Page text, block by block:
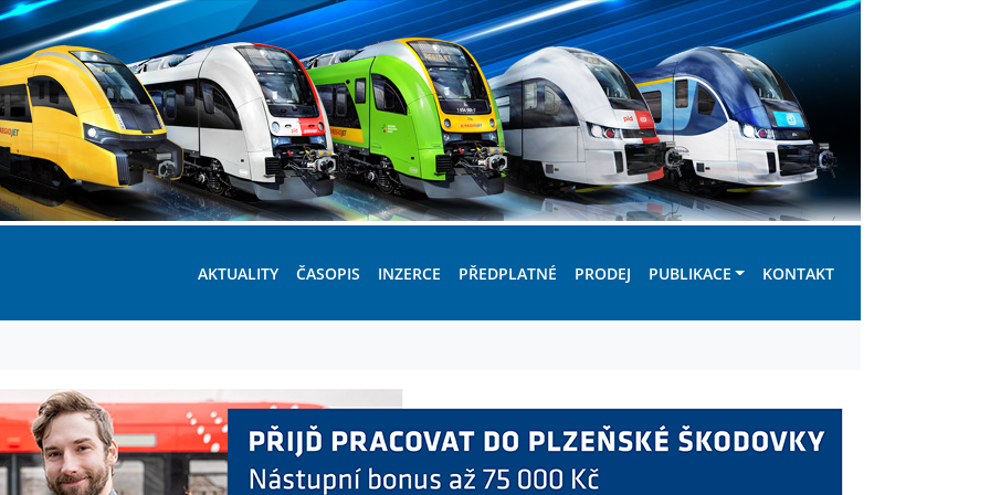
AKTUALITY ČASOPIS INZERCE PŘEDPLATNÉ PRODEJ PUBLIKACE KONTAKT